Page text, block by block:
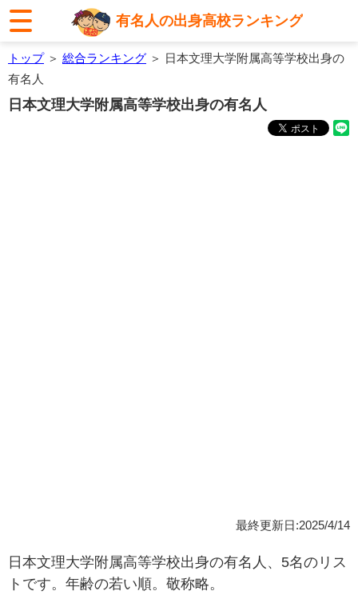
有名人の出身高校ランキング
トップ＞ 総合ランキング ＞ 日本文理大学附属高等学校出身の
有名人
日本文理大学附属高等学校出身の有名人
最終更新日:2025/4/14
日本文理大学附属高等学校出身の有名人、5名のリス
トです。年齢の若い順。敬称略。